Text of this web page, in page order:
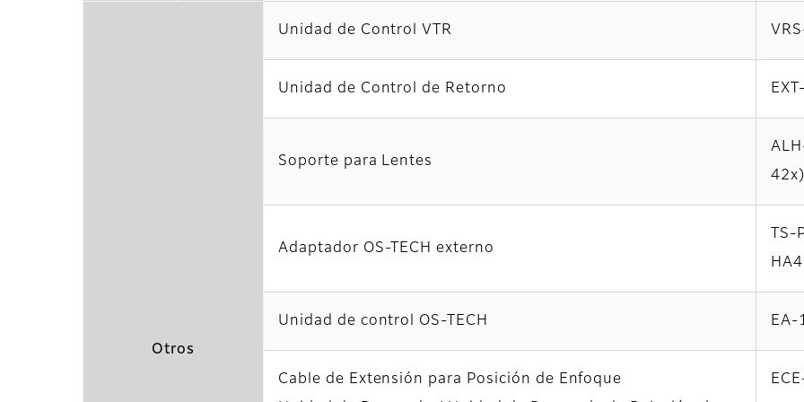
Otros
Unidad de Control VTR
Unidad de Control de Retorno
Soporte para Lentes
42x)
Adaptador OS-TECH externo
TS-
Unidad de control OS-TECH EA-
Cable de Extensión para Posición de Enfoque